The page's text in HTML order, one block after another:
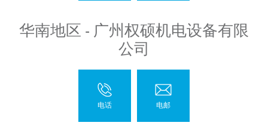
华南地区 - 广州权硕机电设备有限
公司